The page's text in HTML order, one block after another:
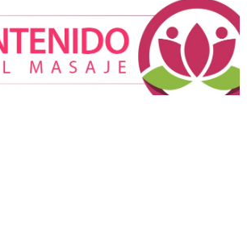
La luz roja, el nuevo aftersun,
actúa en la recuperación de la